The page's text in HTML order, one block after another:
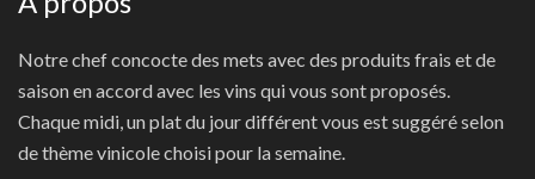
Notre chef concocte des mets avec des produits frais et de
saison en accord avec les vins qui vous sont proposés.
Chaque midi, un plat du jour différent vous est suggéré selon
de thème vinicole choisi pour la semaine.